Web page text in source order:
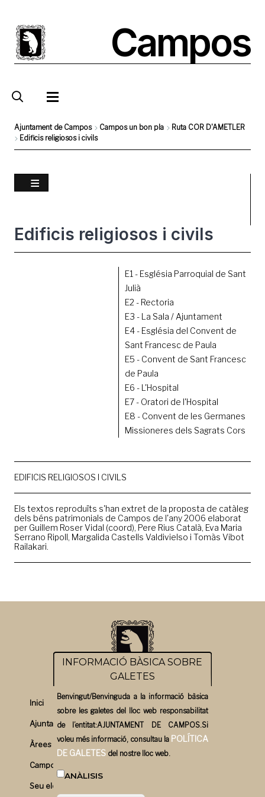
contingut
Campos
Fil
Ajuntament de Campos Campos un bon pla
Ruta COR D'AMETLER
Edificis religiosos i civils
Edificis religiosos i civils
E1 - Església Parroquial de Sant
Julià
E2 - Rectoria
E3 - La Sala / Ajuntament
E4 - Església del Convent de
Sant Francesc de Paula
E5 - Convent de Sant Francesc
de Paula
E6 - L'Hospital
E7 - Oratori de l'Hospital
E8 - Convent de les Germanes
Missioneres dels Sagrats Cors
EDIFICIS RELIGIOSOS I CIVILS
Els textos reproduïts s'han extret de la proposta de catàleg
dels béns patrimonials de Campos de l'any 2006 elaborat
per Guillem Roser Vidal (coord), Pere Rius Català, Eva Maria
Serrano Ripoll, Margalida Castells Valdivielso i Tomàs Vibot
Railakari.
Inici
Ajuntament
Àrees
Campos un bon pla
Seu electrònica
INFORMACIÓ BÀSICA SOBRE
GALETES
Benvingut/Benvinguda a la informació bàsica
sobre les galetes del lloc web responsabilitat
de l’entitat:AJUNTAMENT DE CAMPOS.Si
voleu més informació, consultau la POLÍTICA
DE GALETES del nostre lloc web.
ANÀLISIS